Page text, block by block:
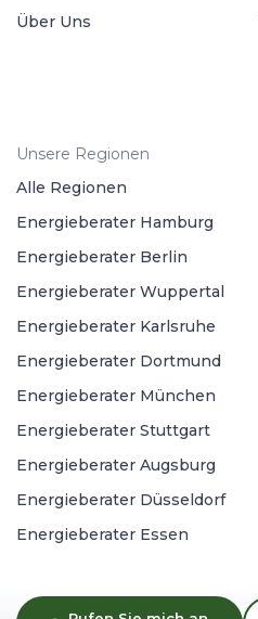
Über Uns
Unsere Regionen
Alle Regionen
Energieberater Hamburg
Energieberater Berlin
Energieberater Wuppertal
Energieberater Karlsruhe
Energieberater Dortmund
Energieberater München
Energieberater Stuttgart
Energieberater Augsburg
Energieberater Düsseldorf
Energieberater Essen